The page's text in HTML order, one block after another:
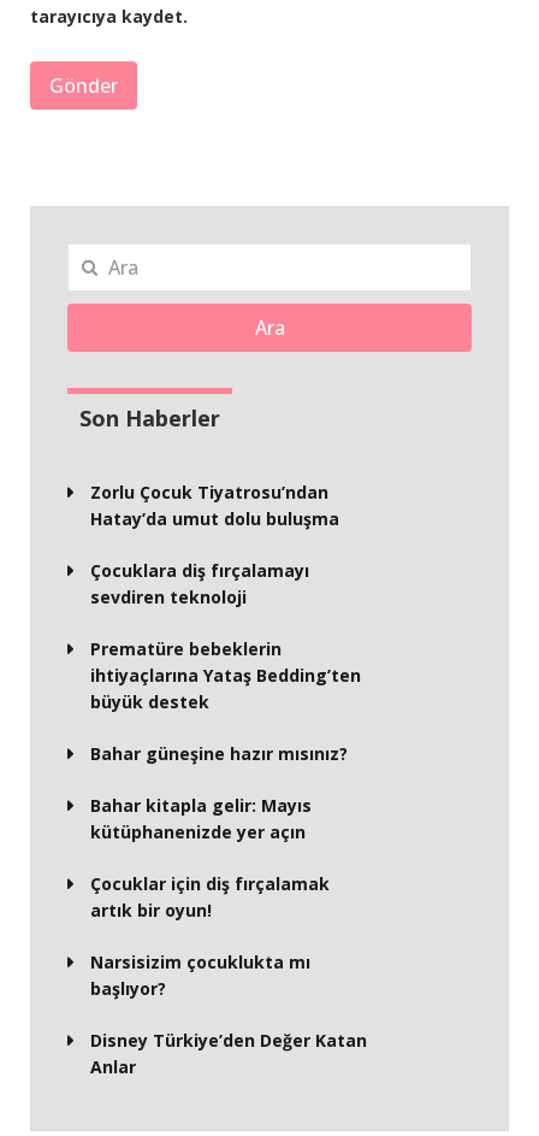
tarayıcıya kaydet.
Ara
Son Haberler
Zorlu Çocuk Tiyatrosu’ndan
Hatay’da umut dolu buluşma
Çocuklara diş fırçalamayı
sevdiren teknoloji
Prematüre bebeklerin
ihtiyaçlarına Yataş Bedding’ten
büyük destek
Bahar güneşine hazır mısınız?
Bahar kitapla gelir: Mayıs
kütüphanenizde yer açın
Çocuklar için diş fırçalamak
artık bir oyun!
Narsisizim çocuklukta mı
başlıyor?
Disney Türkiye’den Değer Katan
Anlar